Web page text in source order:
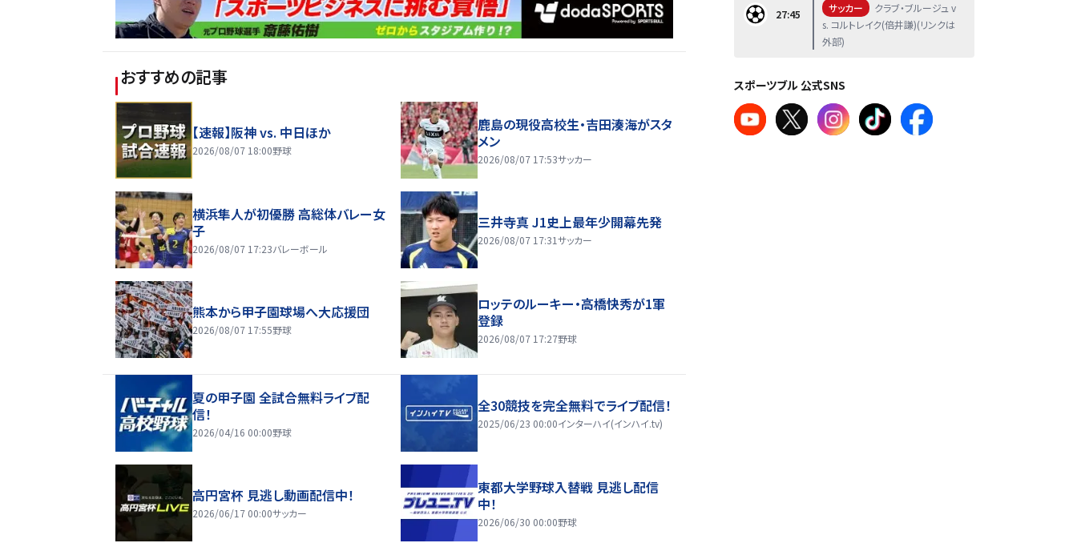
おすすめの記事
【速報】阪神 vs. 中日ほか
2026/08/07 18:00野球
鹿島の現役高校生・吉田湊海がスタ
メン
2026/08/07 17:53サッカー
横浜隼人が初優勝 高総体バレー女
子
2026/08/07 17:23バレーボール
三井寺真 J1史上最年少開幕先発
2026/08/07 17:31サッカー
熊本から甲子園球場へ大応援団
2026/08/07 17:55野球
ロッテのルーキー・高橋快秀が1軍
登録
2026/08/07 17:27野球
夏の甲子園 全試合無料ライブ配
信！
2026/04/16 00:00野球
全30競技を完全無料でライブ配信！
2025/06/23 00:00インターハイ(インハイ.tv)
高円宮杯 見逃し動画配信中！
2026/06/17 00:00サッカー
東都大学野球入替戦 見逃し配信
中！
2026/06/30 00:00野球
27:45 サッカー
クラブ・ブルージュ v
s. コルトレイク(倍井謙)(リンクは
外部)
スポーツブル 公式SNS